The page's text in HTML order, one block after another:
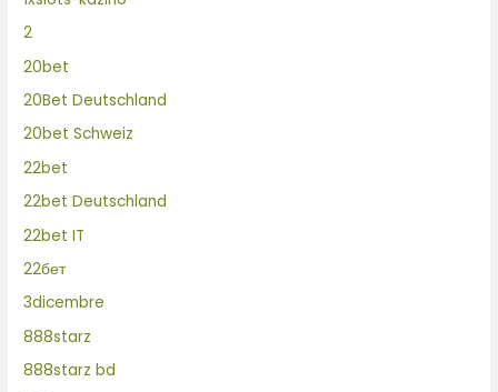
2
20bet
20Bet Deutschland
20bet Schweiz
22bet
22bet Deutschland
22bet IT
22бет
3dicembre
888starz
888starz bd